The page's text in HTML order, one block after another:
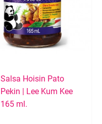
Salsa Hoisin Pato
Pekin | Lee Kum Kee
165 ml.